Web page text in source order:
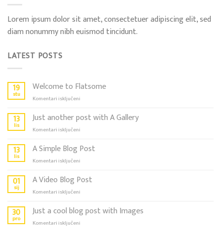
Lorem ipsum dolor sit amet, consectetuer adipiscing elit, sed
diam nonummy nibh euismod tincidunt.
LATEST POSTS
19
stu
Welcome to Flatsome
Komentari isključeni
to
Flatsome
13
lis
Just another post with A Gallery
Komentari isključeni
another
post
Gallery
13
lis
A Simple Blog Post
Komentari isključeni
Simple
Blog
01
sij
A Video Blog Post
Komentari isključeni
Video
Blog
30
pro
Just a cool blog post with Images
Komentari isključeni